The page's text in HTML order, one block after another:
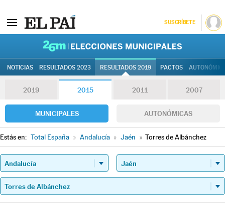
SUSCRÍBETE
NOTICIAS RESULTADOS 2023 RESULTADOS 2019 PACTOS
2019 2015 2011 2007
MUNICIPALES AUTONÓMICAS
Estás en: Total España » Andalucía » Jaén » Torres de Albánchez